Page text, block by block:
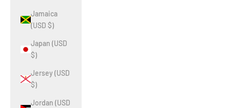
Jamaica
(USD $)
Japan (USD
$)
Jersey (USD
$)
Jordan (USD